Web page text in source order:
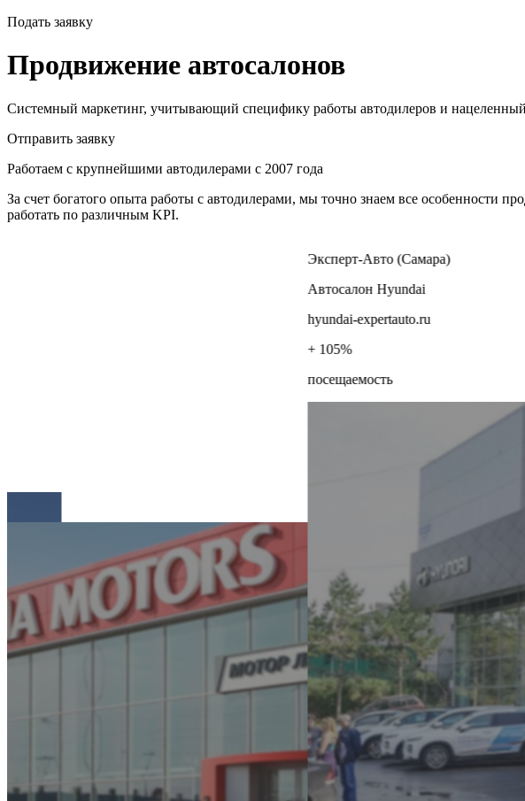
Подать заявку
Продвижение автосалонов
Системный маркетинг, учитывающий специфику работы автодилеров и нацеленный
Отправить заявку
Работаем с крупнейшими автодилерами с 2007 года
За счет богатого опыта работы с автодилерами, мы точно знаем все особенности
работать по различным KPI.
Эксперт-Авто (Самара)
Автосалон Hyundai
hyundai-expertauto.ru
+ 105%
посещаемость